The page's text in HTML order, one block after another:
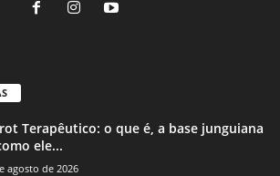
Terapêutico: o que é, a base junguiana
ele...
agosto de 2026